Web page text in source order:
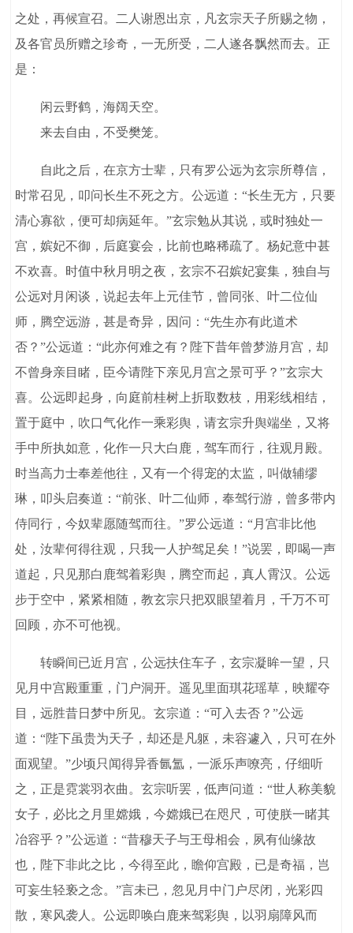
之处，再候宣召。二人谢恩出京，凡玄宗天子所赐之物，
及各官员所赠之珍奇，一无所受，二人遂各飘然而去。正
是：
闲云野鹤，海阔天空。
来去自由，不受樊笼。
自此之后，在京方士辈，只有罗公远为玄宗所尊信，
时常召见，叩问长生不死之方。公远道：“长生无方，只要
清心寡欲，便可却病延年。”玄宗勉从其说，或时独处一
宫，嫔妃不御，后庭宴会，比前也略稀疏了。杨妃意中甚
不欢喜。时值中秋月明之夜，玄宗不召嫔妃宴集，独自与
公远对月闲谈，说起去年上元佳节，曾同张、叶二位仙
师，腾空远游，甚是奇异，因问：“先生亦有此道术
否？”公远道：“此亦何难之有？陛下昔年曾梦游月宫，却
不曾身亲目睹，臣今请陛下亲见月宫之景可乎？”玄宗大
喜。公远即起身，向庭前桂树上折取数枝，用彩线相结，
置于庭中，吹口气化作一乘彩舆，请玄宗升舆端坐，又将
手中所执如意，化作一只大白鹿，驾车而行，往观月殿。
时当高力士奉差他往，又有一个得宠的太监，叫做辅缪
琳，叩头启奏道：“前张、叶二仙师，奉驾行游，曾多带内
侍同行，今奴辈愿随驾而往。”罗公远道：“月宫非比他
处，汝辈何得往观，只我一人护驾足矣！”说罢，即喝一声
道起，只见那白鹿驾着彩舆，腾空而起，真人霄汉。公远
步于空中，紧紧相随，教玄宗只把双眼望着月，千万不可
回顾，亦不可他视。
转瞬间已近月宫，公远扶住车子，玄宗凝眸一望，只
见月中宫殿重重，门户洞开。遥见里面琪花瑶草，映耀夺
目，远胜昔日梦中所见。玄宗道：“可入去否？”公远
道：“陛下虽贵为天子，却还是凡躯，未容遽入，只可在外
面观望。”少顷只闻得异香氤氲，一派乐声嘹亮，仔细听
之，正是霓裳羽衣曲。玄宗听罢，低声问道：“世人称美貌
女子，必比之月里嫦娥，今嫦娥已在咫尺，可使朕一睹其
冶容乎？”公远道：“昔穆天子与王母相会，夙有仙缘故
也，陛下非此之比，今得至此，瞻仰宫殿，已是奇福，岂
可妄生轻亵之念。”言未已，忽见月中门户尽闭，光彩四
散，寒风袭人。公远即唤白鹿来驾彩舆，以羽扇障风而